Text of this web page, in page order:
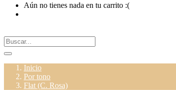
Aún no tienes nada en tu carrito :(
Inicio
Por tono
Flat (C. Rosa)